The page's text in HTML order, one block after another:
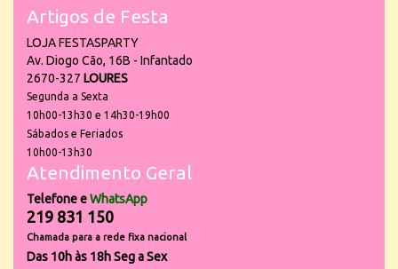
Artigos de Festa
LOJA FESTASPARTY
Av. Diogo Cão, 16B - Infantado
2670-327 LOURES
Segunda a Sexta
10h00-13h30 e 14h30-19h00
Sábados e Feriados
10h00-13h30
Atendimento Geral
Telefone eWhatsApp
219 831 150
Chamada para a rede fixa nacional
Das 10h às 18h Seg a Sex